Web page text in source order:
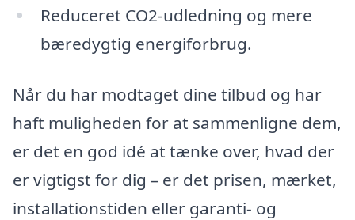
Reduceret CO2-udledning og mere
bæredygtig energiforbrug.
Når du har modtaget dine tilbud og har
haft muligheden for at sammenligne dem,
er det en god idé at tænke over, hvad der
er vigtigst for dig – er det prisen, mærket,
installationstiden eller garanti- og